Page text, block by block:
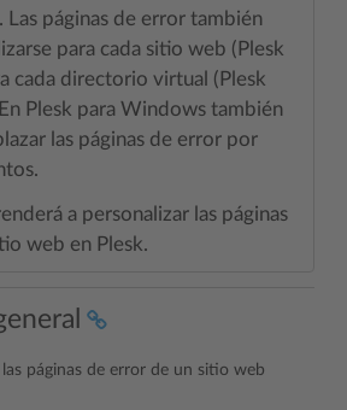
Las páginas de error también
para cada sitio web (Plesk
cada directorio virtual (Plesk
Plesk para Windows también
las páginas de error por
a personalizar las páginas
web en Plesk.
las páginas de error de un sitio web